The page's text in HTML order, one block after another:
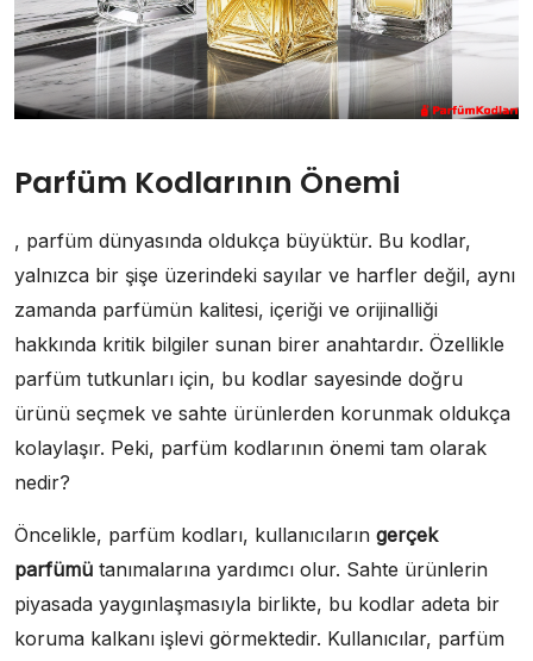
Parfüm Kodlarının Önemi
, parfüm dünyasında oldukça büyüktür. Bu kodlar,
yalnızca bir şişe üzerindeki sayılar ve harfler değil, aynı
zamanda parfümün kalitesi, içeriği ve orijinalliği
hakkında kritik bilgiler sunan birer anahtardır. Özellikle
parfüm tutkunları için, bu kodlar sayesinde doğru
ürünü seçmek ve sahte ürünlerden korunmak oldukça
kolaylaşır. Peki, parfüm kodlarının önemi tam olarak
nedir?
Öncelikle, parfüm kodları, kullanıcıların gerçek
parfümü tanımalarına yardımcı olur. Sahte ürünlerin
piyasada yaygınlaşmasıyla birlikte, bu kodlar adeta bir
koruma kalkanı işlevi görmektedir. Kullanıcılar, parfüm